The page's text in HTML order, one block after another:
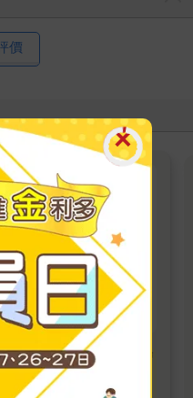
價
志主題電子
折